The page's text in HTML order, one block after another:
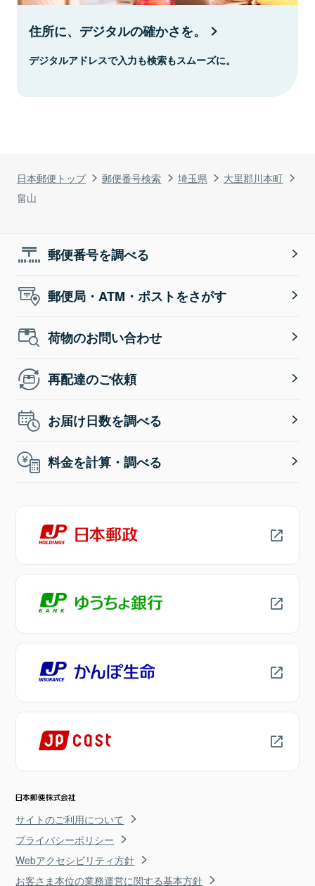
日本郵便トップ 郵便番号検索 埼玉県
大里郡川本町
畠山
住所に、デジタルの確かさを。
デジタルアドレスで入力も検索もスムーズに。
郵便番号を調べる
郵便局・ATM・ポストをさがす
荷物のお問い合わせ
再配達のご依頼
お届け日数を調べる
料金を計算・調べる
サイトのご利用について
プライバシーポリシー
Webアクセシビリティ方針
お客さま本位の業務運営に関する基本方針